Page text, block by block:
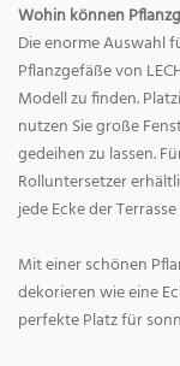
Wohin können
Die enorme Auswahl
Pflanzgefäße von
Modell zu finden.
nutzen Sie große
gedeihen zu lassen.
Rolluntersetzer
jede Ecke der
Mit einer schönen
dekorieren wie eine
perfekte Platz für